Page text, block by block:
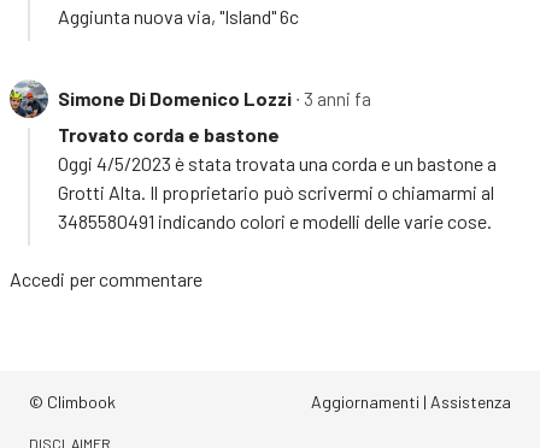
Aggiunta nuova via, "Island" 6c
Simone Di Domenico Lozzi ∙ 3 anni fa
Trovato corda e bastone
Oggi 4/5/2023 è stata trovata una corda e un bastone a
Grotti Alta. Il proprietario può scrivermi o chiamarmi al
3485580491 indicando colori e modelli delle varie cose.
Accedi per commentare
© Climbook Aggiornamenti | Assistenza
DISCLAIMER